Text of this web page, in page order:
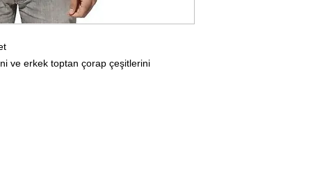
ve erkek toptan çorap çeşitlerini